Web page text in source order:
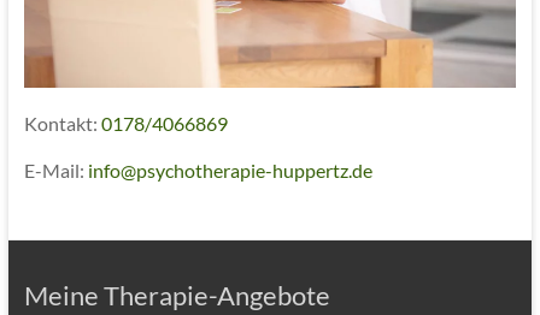
Kontakt: 0178/4066869
E-Mail: info@psychotherapie-huppertz.de
Meine Therapie-Angebote